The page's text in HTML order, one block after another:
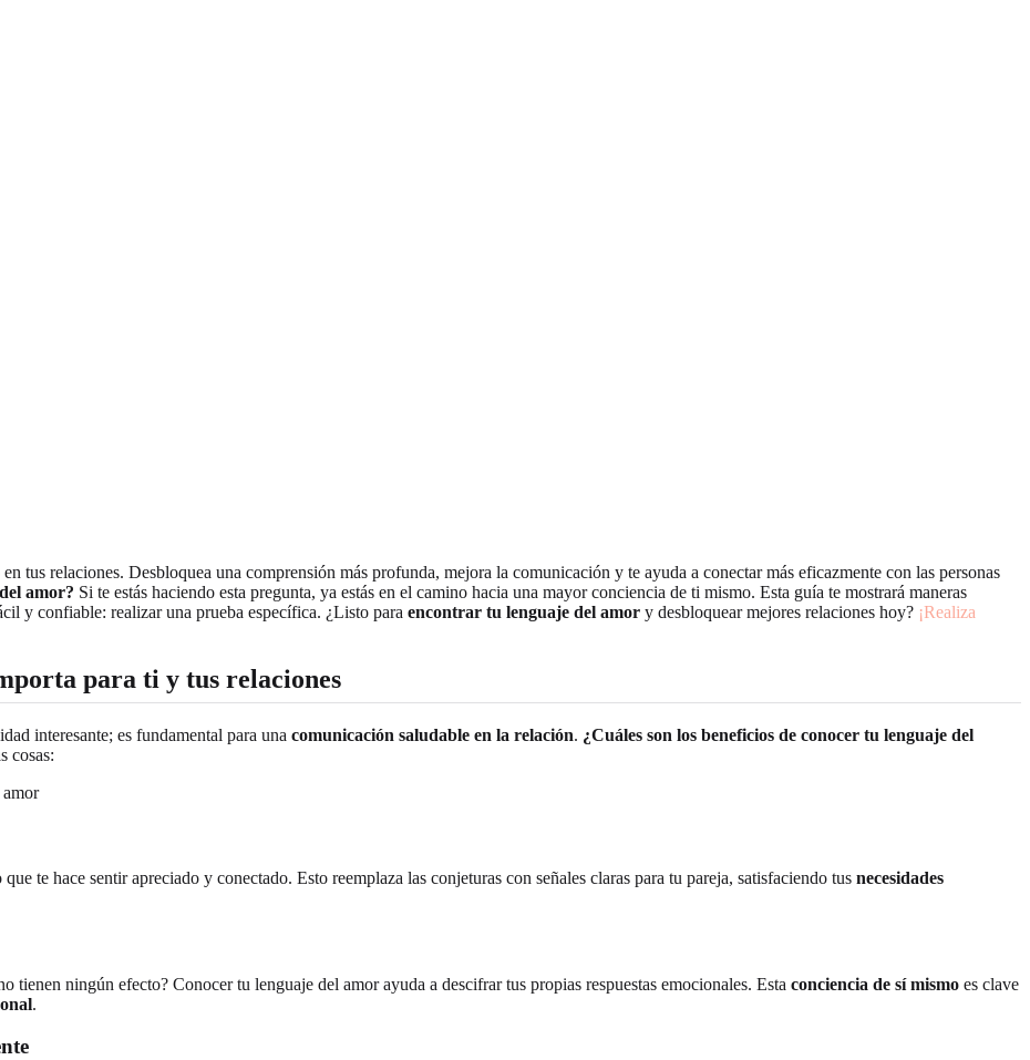
tus relaciones. Desbloquea una comprensión más profunda, mejora la comunicación y te ayuda a conectar más eficazmente con las personas
amor? Si te estás haciendo esta pregunta, ya estás en el camino hacia una mayor conciencia de ti mismo. Esta guía te mostrará maneras
y confiable: realizar una prueba específica. ¿Listo para encontrar tu lenguaje del amor y desbloquear mejores relaciones hoy? ¡Realiza
para ti y tus relaciones
interesante; es fundamental para una comunicación saludable en la relación. ¿Cuáles son los beneficios de conocer tu lenguaje del
cosas:
te hace sentir apreciado y conectado. Esto reemplaza las conjeturas con señales claras para tu pareja, satisfaciendo tus necesidades
tienen ningún efecto? Conocer tu lenguaje del amor ayuda a descifrar tus propias respuestas emocionales. Esta conciencia de sí mismo es clave
.